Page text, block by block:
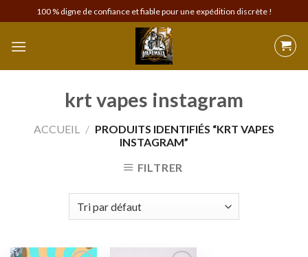
to
content
100 % digne de confiance et fiable pour une expédition discrète !
krt vapes instagram
ACCUEIL / PRODUITS IDENTIFIÉS “KRT VAPES
INSTAGRAM”
FILTRER